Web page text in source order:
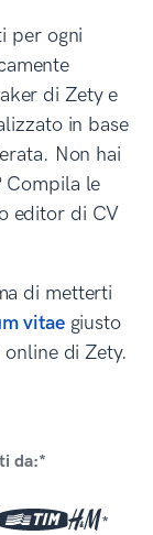
per ogni
di Zety e
in base
Non hai
Compila le
editor di CV
di metterti
vitaegiusto
di Zety.
da:*
*